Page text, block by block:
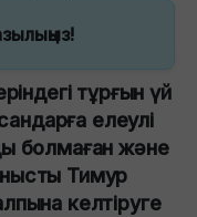
тұрғын үй
елеулі
болмаған және
Тимур
келтіруге